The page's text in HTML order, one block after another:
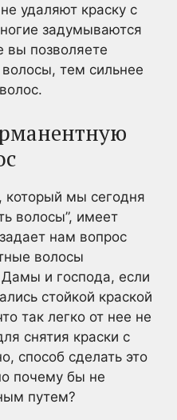
удаляют краску с
задумываются
вы позволяете
тем сильнее
мы сегодня
волосы”, имеет
нам вопрос
волосы
и господа, если
стойкой краской
так легко от нее не
снятия краски с
способ сделать это
почему бы не
путем?